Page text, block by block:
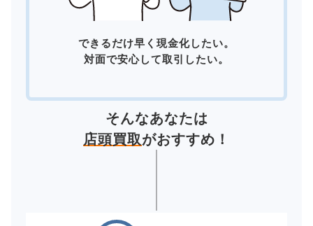
できるだけ早く現金化したい。
対面で安心して取引したい。
そんなあなたは
店頭買取がおすすめ！